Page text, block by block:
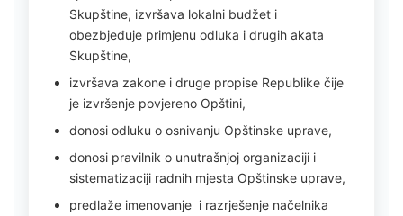
Skupštine, izvršava lokalni budžet i
obezbjeđuje primjenu odluka i drugih akata
Skupštine,
izvršava zakone i druge propise Republike čije
je izvršenje povjereno Opštini,
donosi odluku o osnivanju Opštinske uprave,
donosi pravilnik o unutrašnjoj organizaciji i
sistematizaciji radnih mjesta Opštinske uprave,
predlaže imenovanje i razrješenje načelnika